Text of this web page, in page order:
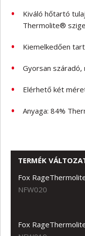
Kiváló hőtartó
Thermolite®
Kiemelkedően
Gyorsan
Elérhető két
Anyaga: 84%
TERMÉK
Fox
NFW020
Fox